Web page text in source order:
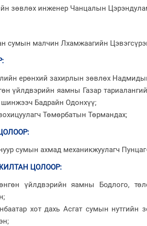
зөвлөх инженер Чанцалын
сумын малчин Лхамжаагийн
:
ерөнхий захирлын зөвлөх
үйлдвэрийн яамны Газар
шинжээч Бадрайн Одонхүү;
Төмөрбатын Төрмандах;
:
сумын ахмад механикжуулагч
ЦОЛООР:
үйлдвэрийн яамны Бодлого,
хот дахь Асгат сумын нутгийн